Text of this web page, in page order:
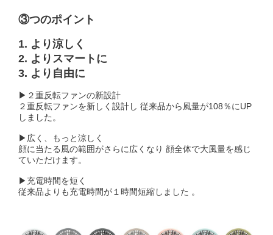
③つのポイント
1. より涼しく
2. よりスマートに
3. より自由に
▶２重反転ファンの新設計
２重反転ファンを新しく設計し 従来品から風量が108％にUP
しました。
▶広く、もっと涼しく
顔に当たる風の範囲がさらに広くなり 顔全体で大風量を感じ
ていただけます。
▶充電時間を短く
従来品よりも充電時間が１時間短縮しました 。